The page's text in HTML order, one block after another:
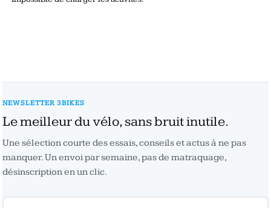
NEWSLETTER 3BIKES
Le meilleur du vélo, sans bruit inutile.
Une sélection courte des essais, conseils et actus à ne pas
manquer. Un envoi par semaine, pas de matraquage,
désinscription en un clic.